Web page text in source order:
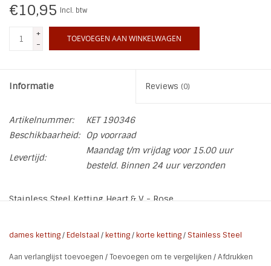
Blog
€10,95 Incl. btw
+
-
TOEVOEGEN AAN WINKELWAGEN
Informatie Reviews (0)
Artikelnummer:
KET 190346
Beschikbaarheid:
Op voorraad
Levertijd:
Maandag t/m vrijdag voor 15.00 uur
besteld. Binnen 24 uur verzonden
Stainless Steel Ketting Heart & V - Rose
wel Edelstaal of RVS genaamd). Een mooi maar fijn kettinkje.
Kleur:
Shiny Rose
dames ketting/Edelstaal / ketting/ korte ketting/ Stainless Steel
Aan verlanglijst toevoegen /Toevoegen om te vergelijken /Afdrukken